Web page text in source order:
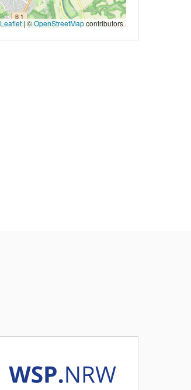
Leaflet | ©OpenStreetMapcontributors